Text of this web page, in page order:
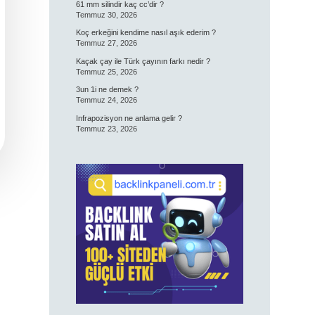
61 mm silindir kaç cc’dir ?
Temmuz 30, 2026
Koç erkeğini kendime nasıl aşık ederim ?
Temmuz 27, 2026
Kaçak çay ile Türk çayının farkı nedir ?
Temmuz 25, 2026
3un 1i ne demek ?
Temmuz 24, 2026
Infrapozisyon ne anlama gelir ?
Temmuz 23, 2026